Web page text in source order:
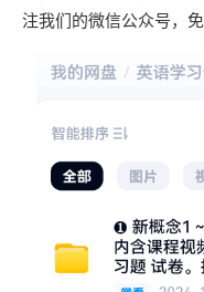
注我们的微信公众号，免